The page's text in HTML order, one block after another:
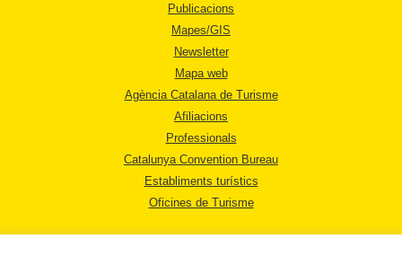
Publicacions
Mapes/GIS
Newsletter
Mapa web
Agència Catalana de Turisme
Afiliacions
Professionals
Catalunya Convention Bureau
Establiments turístics
Oficines de Turisme